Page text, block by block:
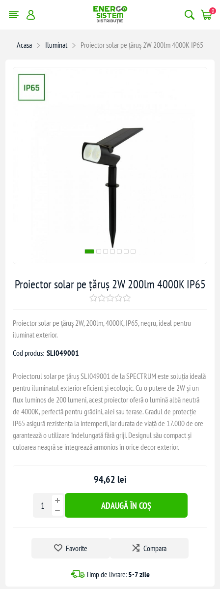
0
Acasa Iluminat Proiector solar pe țăruș 2W 200lm 4000K IP65
Proiector solar pe țăruș 2W 200lm 4000K IP65
Proiector solar pe țăruș 2W, 200lm, 4000K, IP65, negru, ideal pentru
iluminat exterior.
Cod produs: SLI049001
Proiectorul solar pe țăruș SLI049001 de la SPECTRUM este soluția ideală
pentru iluminatul exterior eficient și ecologic. Cu o putere de 2W și un
flux luminos de 200 lumeni, acest proiector oferă o lumină albă neutră
de 4000K, perfectă pentru grădini, alei sau terase. Gradul de protecție
IP65 asigură rezistența la intemperii, iar durata de viață de 17.000 de ore
garantează o utilizare îndelungată fără griji. Designul său compact și
culoarea neagră se integrează armonios în orice decor exterior.
94,62 lei
ADAUGĂ ÎN COȘ
Favorite Compara
Timp de livrare:5-7 zile